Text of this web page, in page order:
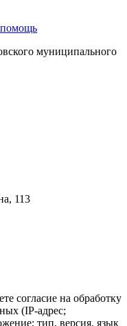
помощь
муниципального
113
согласие на обработку
(IP-адрес;
тип, версия, язык